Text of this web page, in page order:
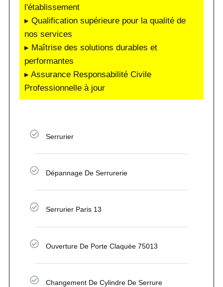
l'établissement
▸ Qualification supérieure pour la qualité de
nos services
▸ Maîtrise des solutions durables et
performantes
▸ Assurance Responsabilité Civile
Professionnelle à jour
Serrurier
Dépannage De Serrurerie
Serrurier Paris 13
Ouverture De Porte Claquée 75013
Changement De Cylindre De Serrure